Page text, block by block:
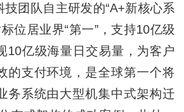
技团队自主研发的“A+新核心系
位居业界“第一”，支持10亿级
10亿级海量日交易量，为客户
的支付环境，是全球第一个将
务系统由大型机集中式架构迁